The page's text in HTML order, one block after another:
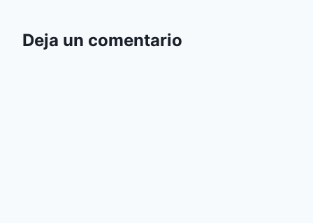
Deja un comentario